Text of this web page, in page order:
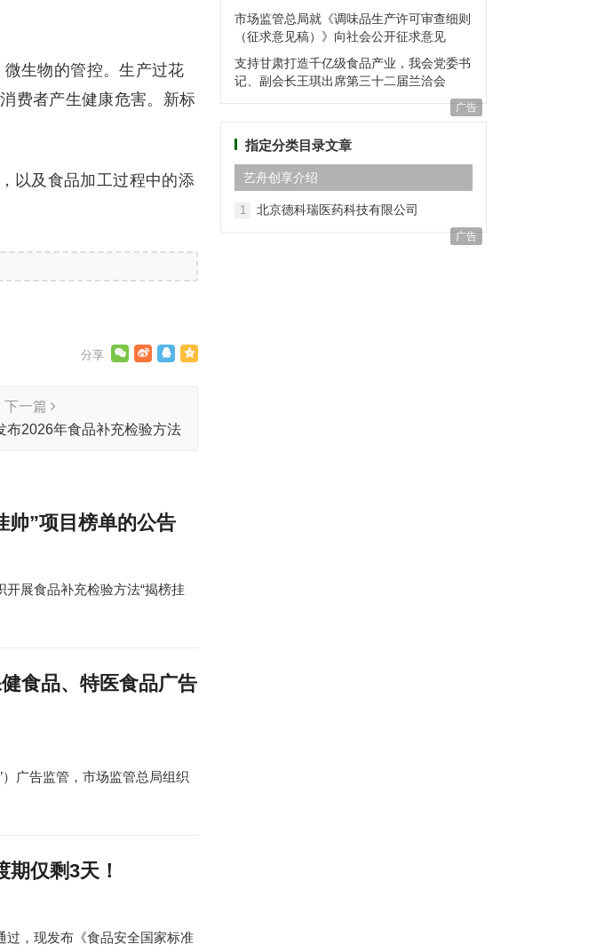
微生物的管控。生产过花
费者产生健康危害。新标
以及食品加工过程中的添
下一篇
布2026年食品补充检验方法
帅”项目榜单的公告
展食品补充检验方法“揭榜挂
食品、特医食品广告
广告监管，市场监管总局组织
仅剩3天！
过，现发布《食品安全国家标准
市场监管总局就《调味品生产许可审查细则
（征求意见稿）》向社会公开征求意见
支持甘肃打造千亿级食品产业，我会党委书
记、副会长王琪出席第三十二届兰洽会
广告
指定分类目录文章
艺⾈创享介绍
1 北京德科瑞医药科技有限公司
广告